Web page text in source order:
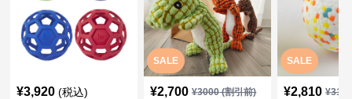
¥3,920 (税込)
SALE
¥2,700 ¥3000(割引前)
SALE
¥2,810 ¥